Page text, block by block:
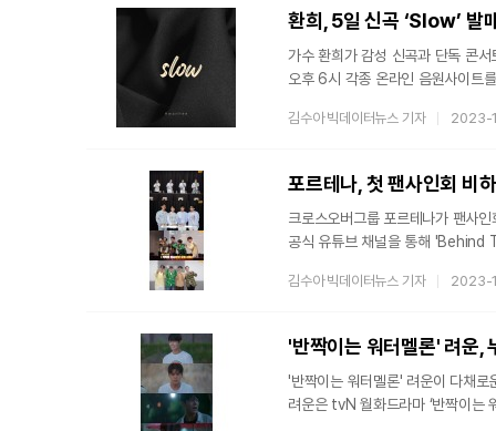
환희, 5일 신곡 ‘Slow’ 발
가수 환희가 감성 신곡과 단독 콘서트로 연말을 물들인다. 소속사
오후 6시 각종 온라인 음원사이트를 통해 새
지난 3월 ‘가만히 있어’ 이후 8개월 만에 발매하는 신곡이다.
김수아 빅데이터뉴스 기자 2023-
포르테나, 첫 팬사인회 비
크로스오버그룹 포르테나가 팬사인회 비하인드 영상을
공식 유튜브 채널을 통해 'Behind
옐로우 컬러의 캐주얼한 의상을 맞춰입고 훈훈
전엔 연락한 친구가 제가 어릴때
김수아 빅데이터뉴스 기자 2023-
'반짝이는 워터멜론' 려운,
'반짝이는 워터멜론' 려운이 다채로
려운은 tvN 월화드라마 ‘반짝이는